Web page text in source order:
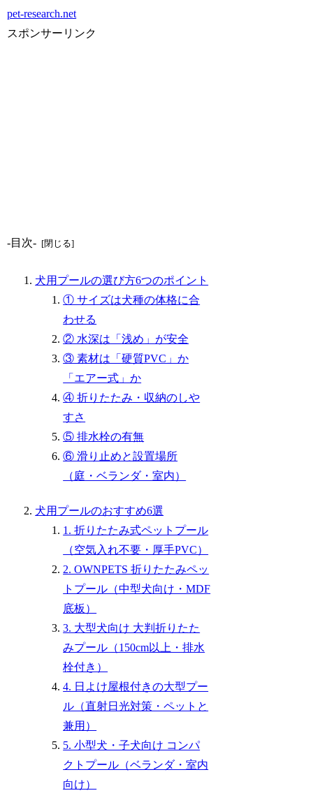
pet-research.net
スポンサーリンク
-目次-
犬用プールの選び方6つのポイント
① サイズは犬種の体格に合
わせる
② 水深は「浅め」が安全
③ 素材は「硬質PVC」か
「エアー式」か
④ 折りたたみ・収納のしや
すさ
⑤ 排水栓の有無
⑥ 滑り止めと設置場所
（庭・ベランダ・室内）
犬用プールのおすすめ6選
1. 折りたたみ式ペットプール
（空気入れ不要・厚手PVC）
2. OWNPETS 折りたたみペッ
トプール（中型犬向け・MDF
底板）
3. 大型犬向け 大判折りたた
みプール（150cm以上・排水
栓付き）
4. 日よけ屋根付きの大型プー
ル（直射日光対策・ペットと
兼用）
5. 小型犬・子犬向け コンパ
クトプール（ベランダ・室内
向け）